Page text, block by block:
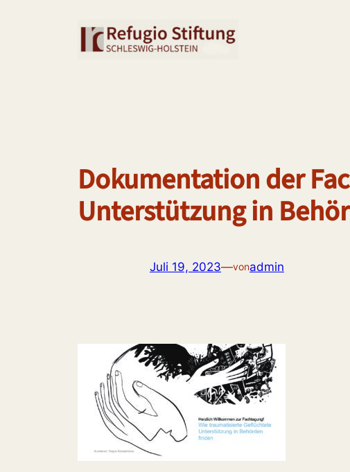
Dokumentation der
Unterstützung in
Juli 19, 2023—vonadmin